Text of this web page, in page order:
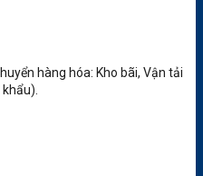
hàng hóa: Kho bãi, Vận tải